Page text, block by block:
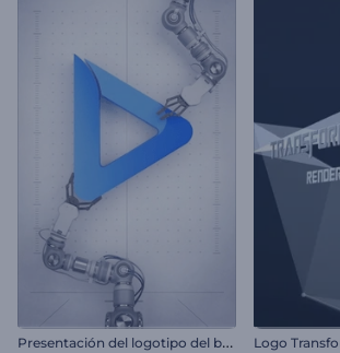
P
resentación del logotipo del brazo robótico Logo